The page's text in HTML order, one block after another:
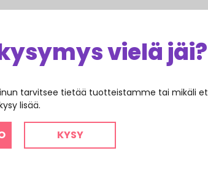
vielä jäi?
tarvitsee tietää tuotteistamme tai mikäli et
lisää.
KYSY